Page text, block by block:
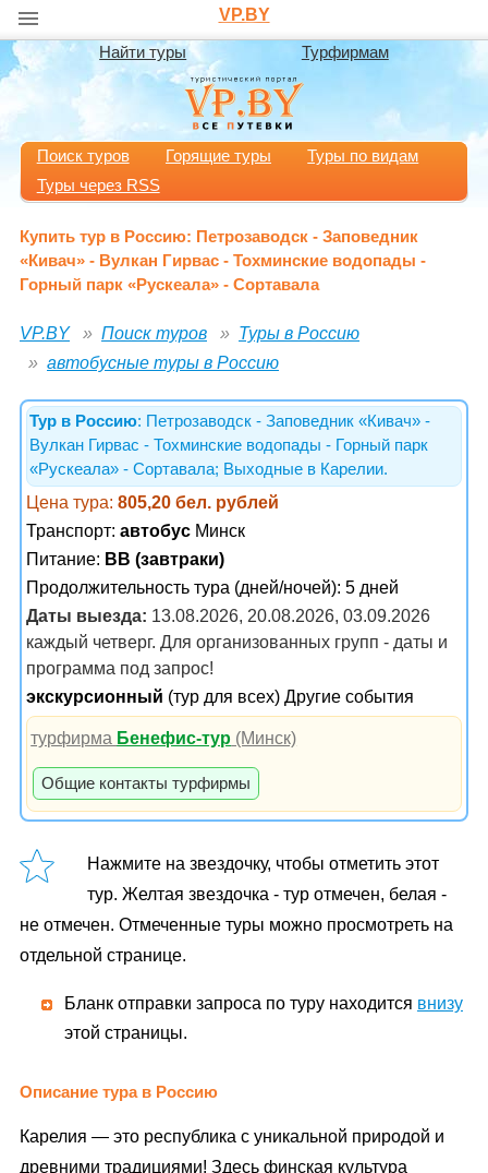
VP.BY
Найти туры Турфирмам
Поиск туров Горящие туры
Туры по видам
Туры через RSS
Купить тур в Россию: Петрозаводск - Заповедник
«Кивач» - Вулкан Гирвас - Тохминские водопады -
Горный парк «Рускеала» - Сортавала
VP.BY Поиск туров
Туры в Россию
автобусные туры в Россию
Тур в Россию: Петрозаводск - Заповедник «Кивач» -
Вулкан Гирвас - Тохминские водопады - Горный парк
«Рускеала» - Сортавала; Выходные в Карелии.
Цена тура: 805,20 бел. рублей
Транспорт: автобус Минск
Питание: BB (завтраки)
Продолжительность тура (дней/ночей): 5 дней
Даты выезда: 13.08.2026, 20.08.2026, 03.09.2026
каждый четверг. Для организованных групп - даты и
программа под запрос!
экскурсионный (тур для всех) Другие события
турфирма Бенефис-тур (Минск)
Общие контакты турфирмы
Нажмите на звездочку, чтобы отметить этот
тур. Желтая звездочка - тур отмечен, белая -
не отмечен. Отмеченные туры можно просмотреть на
отдельной странице.
Бланк отправки запроса по туру находится внизу
этой страницы.
Описание тура в Россию
Карелия — это республика с уникальной природой и
древними традициями! Здесь финская культура